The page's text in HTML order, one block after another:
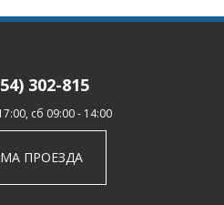
302-815
сб 09:00 - 14:00
ПРОЕЗДА